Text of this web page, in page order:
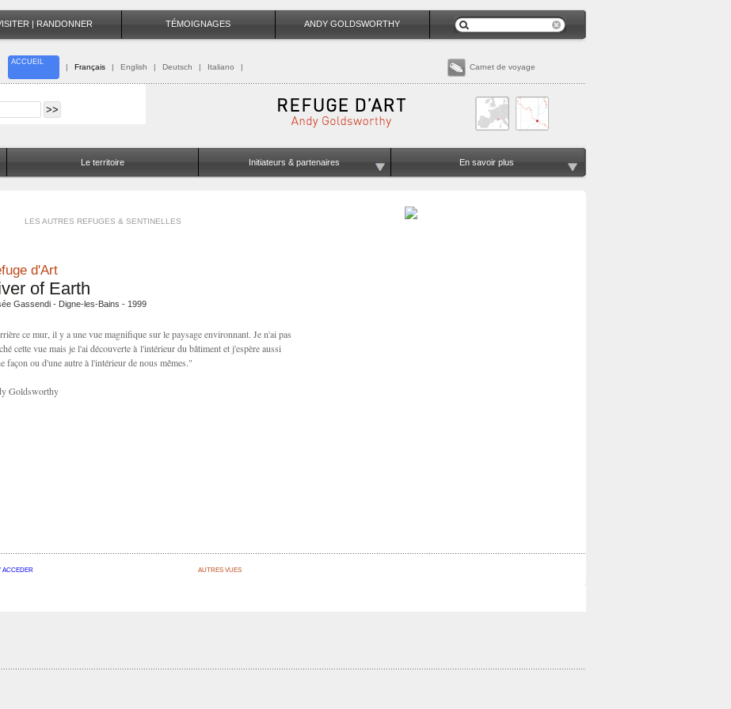
| RANDONNER TÉMOIGNAGES ANDY GOLDSWORTHY
ACCUEIL
| Français | English | Deutsch | Italiano | Carnet de voyage
Le territoire Initiateurs & partenaires En savoir plus
LES AUTRES REFUGES & SENTINELLES
d'Art
of Earth
Gassendi - Digne-les-Bains - 1999
ce mur, il y a une vue magnifique sur le paysage environnant. Je n'ai pas
cette vue mais je l'ai découverte à l'intérieur du bâtiment et j'espère aussi
façon ou d'une autre à l'intérieur de nous mêmes."
Goldsworthy
ACCEDER AUTRES VUES